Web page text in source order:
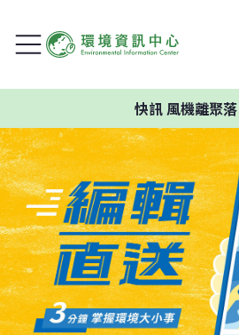
快訊風機離聚落